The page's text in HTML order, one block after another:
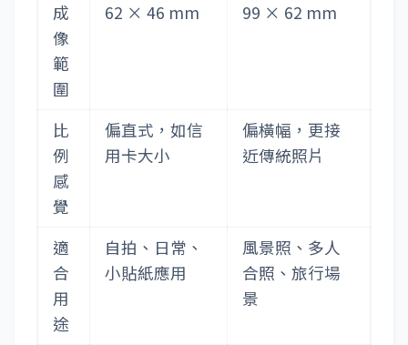
成
像
範
圍
62 × 46 mm 99 × 62 mm
比
例
感
覺
偏直式，如信
用卡大小
偏橫幅，更接
近傳統照片
適
合
用
途
自拍、日常、
小貼紙應用
風景照、多人
合照、旅行場
景